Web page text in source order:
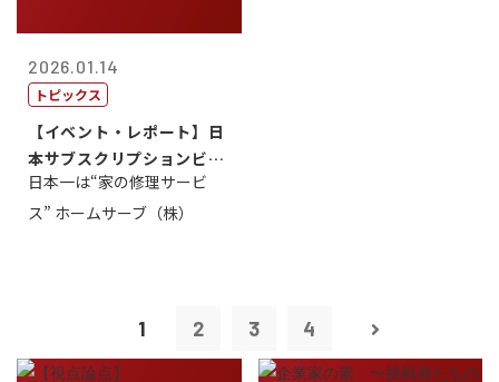
2026.01.14
トピックス
【イベント・レポート】日
本サブスクリプションビジ
ネス大賞20...
日本一は“家の修理サービ
ス” ホームサーブ（株）
1 2 3 4